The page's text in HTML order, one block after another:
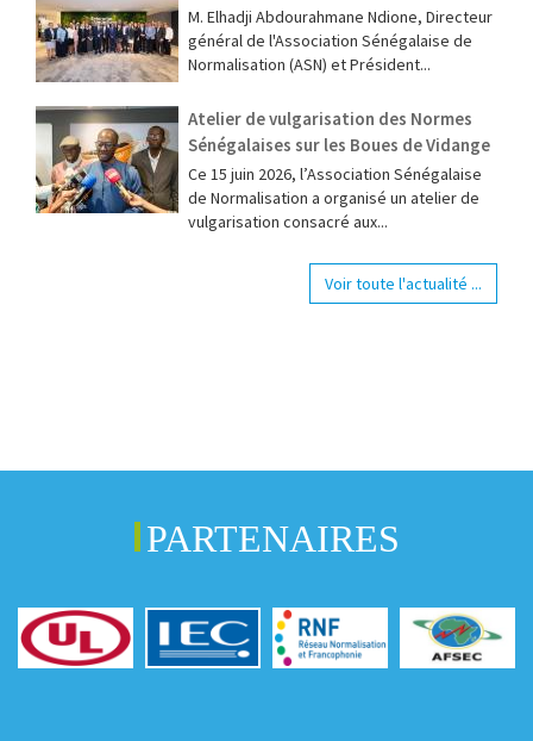
M. Elhadji Abdourahmane Ndione, Directeur
général de l'Association Sénégalaise de
Normalisation (ASN) et Président...
Atelier de vulgarisation des Normes
Sénégalaises sur les Boues de Vidange
Ce 15 juin 2026, l’Association Sénégalaise
de Normalisation a organisé un atelier de
vulgarisation consacré aux...
Voir toute l'actualité ...
PARTENAIRES